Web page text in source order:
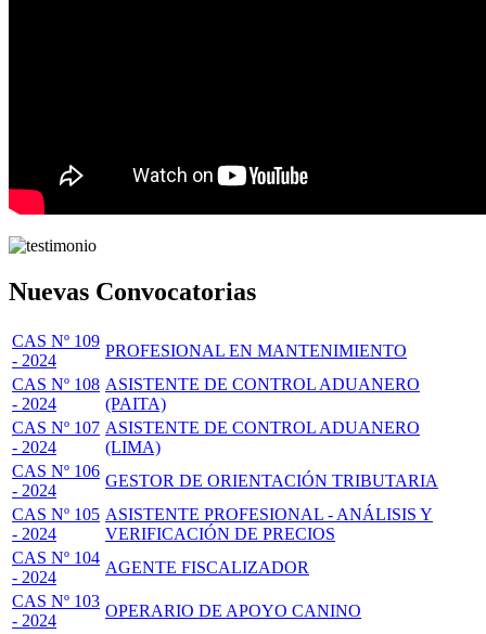
Nuevas Convocatorias
CAS Nº 109
- 2024
PROFESIONAL EN MANTENIMIENTO
CAS Nº 108
- 2024
ASISTENTE DE CONTROL ADUANERO
(PAITA)
CAS Nº 107
- 2024
ASISTENTE DE CONTROL ADUANERO
(LIMA)
CAS Nº 106
- 2024
GESTOR DE ORIENTACIÓN TRIBUTARIA
CAS Nº 105
- 2024
ASISTENTE PROFESIONAL - ANÁLISIS Y
VERIFICACIÓN DE PRECIOS
CAS Nº 104
- 2024
AGENTE FISCALIZADOR
CAS Nº 103
- 2024
OPERARIO DE APOYO CANINO